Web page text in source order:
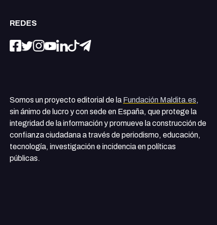
REDES
Somos un proyecto editorial de la Fundación Maldita.es,
sin ánimo de lucro y con sede en España, que protege la
integridad de la información y promueve la construcción de
confianza ciudadana a través de periodismo, educación,
tecnología, investigación e incidencia en políticas
públicas.